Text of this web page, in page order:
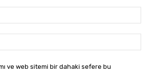
ve web sitemi bir dahaki sefere bu